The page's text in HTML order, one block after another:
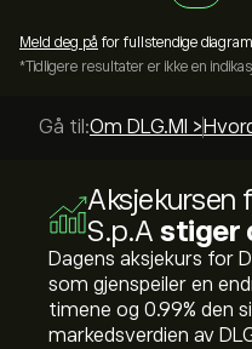
Meld deg på for fullstendige
*Tidligere resultater er ikke en
Gå til:Om DLG.MI >
Aksjekursen
S.p.A stiger
Dagens aksjekurs for
som gjenspeiler en
timene og ‎0.99‎% den
markedsverdien av